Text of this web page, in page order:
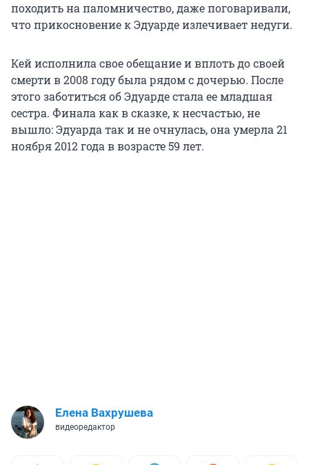
походить на паломничество, даже поговаривали,
что прикосновение к Эдуарде излечивает недуги.
Кей исполнила свое обещание и вплоть до своей
смерти в 2008 году была рядом с дочерью. После
этого заботиться об Эдуарде стала ее младшая
сестра. Финала как в сказке, к несчастью, не
вышло: Эдуарда так и не очнулась, она умерла 21
ноября 2012 года в возрасте 59 лет.
Елена Вахрушева
видеоредактор